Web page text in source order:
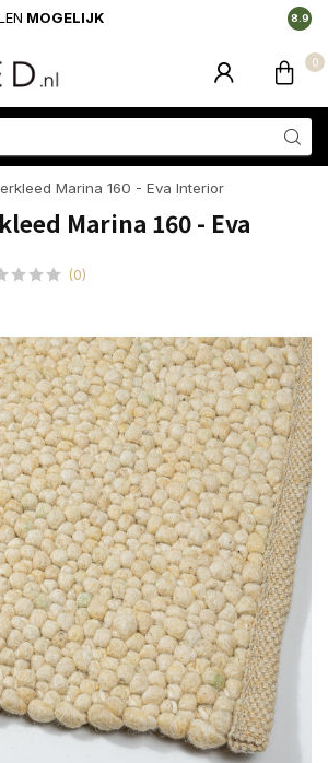
MOGELIJK 8.9
0
Marina 160 - Eva Interior
Marina 160 - Eva
(0)